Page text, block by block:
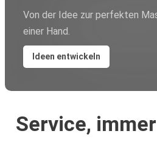
Von der Idee zur perfekten
einer Hand.
Ideen entwickeln
Service,